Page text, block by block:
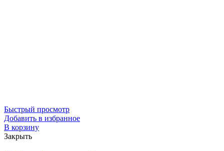
Быстрый просмотр
Добавить в избранное
В корзину
Закрыть